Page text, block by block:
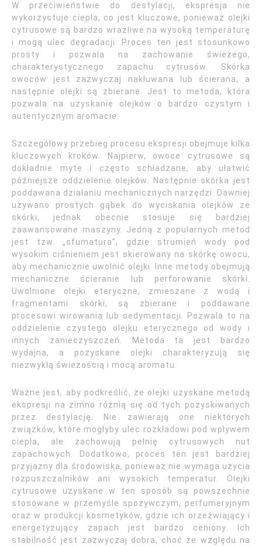
W przeciwieństwie do destylacji, ekspresja nie
wykorzystuje ciepła, co jest kluczowe, ponieważ olejki
cytrusowe są bardzo wrażliwe na wysoką temperaturę
i mogą ulec degradacji. Proces ten jest stosunkowo
prosty i pozwala na zachowanie świeżego,
charakterystycznego zapachu cytrusów. Skórka
owoców jest zazwyczaj nakłuwana lub ścierana, a
następnie olejki są zbierane. Jest to metoda, która
pozwala na uzyskanie olejków o bardzo czystym i
autentycznym aromacie.
Szczegółowy przebieg procesu ekspresji obejmuje kilka
kluczowych kroków. Najpierw, owoce cytrusowe są
dokładnie myte i często schładzane, aby ułatwić
późniejsze oddzielenie olejków. Następnie skórka jest
poddawana działaniu mechanicznych narzędzi. Dawniej
używano prostych gąbek do wyciskania olejków ze
skórki, jednak obecnie stosuje się bardziej
zaawansowane maszyny. Jedną z popularnych metod
jest tzw. „sfumatura”, gdzie strumień wody pod
wysokim ciśnieniem jest skierowany na skórkę owocu,
aby mechanicznie uwolnić olejki. Inne metody obejmują
mechaniczne ścieranie lub perforowanie skórki.
Uwolnione olejki eteryczne, zmieszane z wodą i
fragmentami skórki, są zbierane i poddawane
procesowi wirowania lub sedymentacji. Pozwala to na
oddzielenie czystego olejku eterycznego od wody i
innych zanieczyszczeń. Metoda ta jest bardzo
wydajna, a pozyskane olejki charakteryzują się
niezwykłą świeżością i mocą aromatu.
Ważne jest, aby podkreślić, że olejki uzyskane metodą
ekspresji na zimno różnią się od tych pozyskiwanych
przez destylację. Nie zawierają one niektórych
związków, które mogłyby ulec rozkładowi pod wpływem
ciepła, ale zachowują pełnię cytrusowych nut
zapachowych. Dodatkowo, proces ten jest bardziej
przyjazny dla środowiska, ponieważ nie wymaga użycia
rozpuszczalników ani wysokich temperatur. Olejki
cytrusowe uzyskane w ten sposób są powszechnie
stosowane w przemyśle spożywczym, perfumeryjnym
oraz w produkcji kosmetyków, gdzie ich orzeźwiający i
energetyzujący zapach jest bardzo ceniony. Ich
stabilność jest zazwyczaj dobra, choć ze względu na